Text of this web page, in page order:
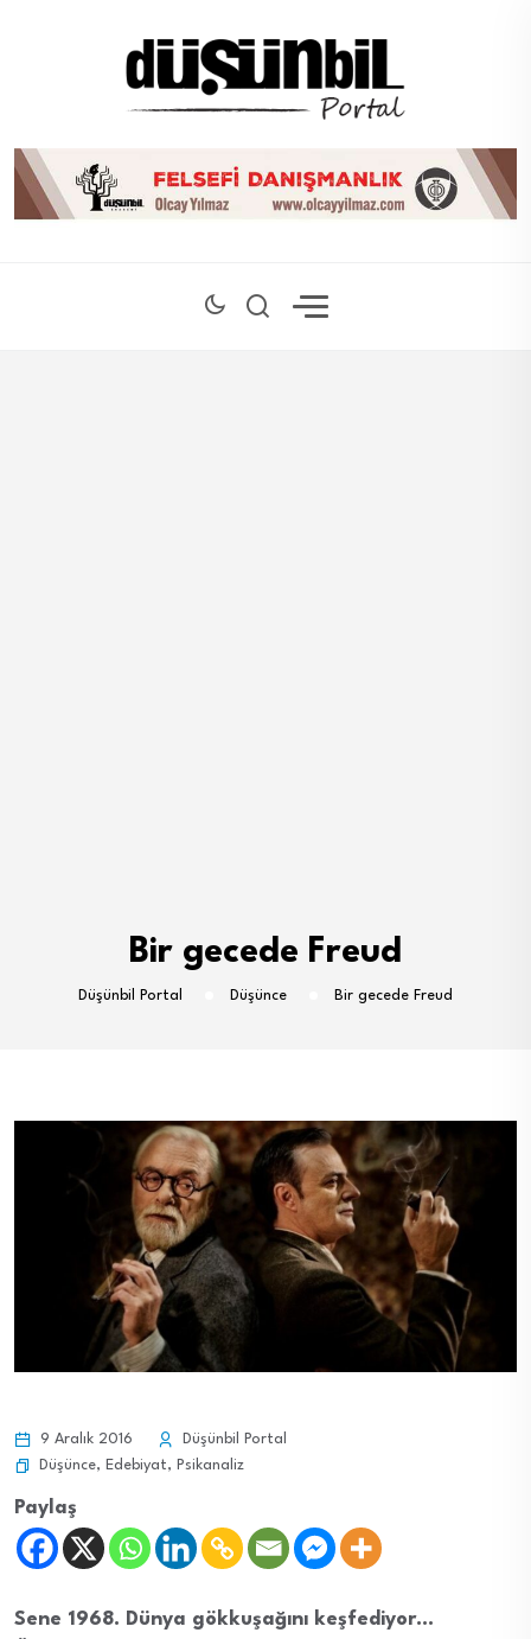
Bir gecede Freud
Düşünbil Portal Düşünce Bir gecede Freud
9 Aralık 2016
Düşünbil Portal
Düşünce, Edebiyat, Psikanaliz
Paylaş
Sene 1968. Dünya gökkuşağını keşfediyor…